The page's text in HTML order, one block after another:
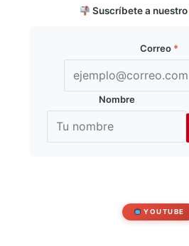
Suscríbete a nuestro
Correo *
Nombre
YOUTUBE